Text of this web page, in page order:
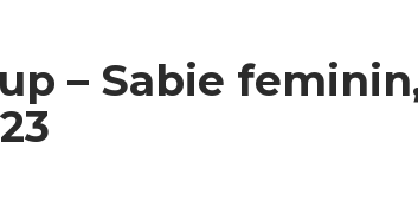
– Sabie